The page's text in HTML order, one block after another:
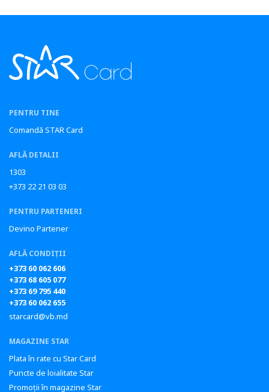
PENTRU TINE
Comandă STAR Card
AFLĂ DETALII
1303
+373 22 21 03 03
PENTRU PARTENERI
Devino Partener
AFLĂ CONDIȚII
+373 60 062 606
+373 68 605 077
+373 69 795 440
+373 60 062 655
starcard@vb.md
MAGAZINE STAR
Plata în rate cu Star Card
Puncte de loialitate Star
Promoții în magazine Star